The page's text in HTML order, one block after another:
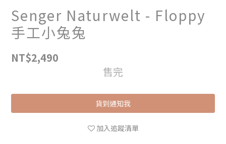
Senger Naturwelt - Floppy
手工小兔兔
NT$2,490
售完
貨到通知我
加入追蹤清單